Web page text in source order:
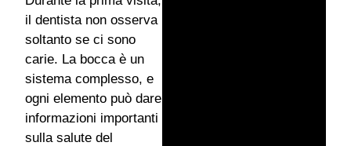
il dentista non osserva
soltanto se ci sono
carie. La bocca è un
sistema complesso, e
ogni elemento può dare
informazioni importanti
sulla salute del